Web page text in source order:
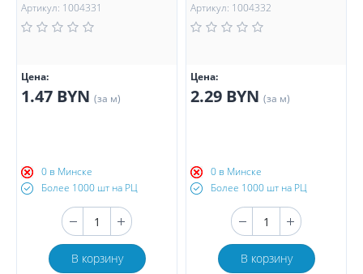
Артикул: 1004331
Цена:
1.47 BYN (за м)
0 в Минске
Более 1000 шт на РЦ
В корзину
Артикул: 1004332
Цена:
2.29 BYN (за м)
0 в Минске
Более 1000 шт на РЦ
В корзину